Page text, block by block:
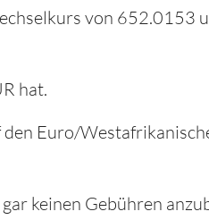
von 652.0153
hat.
Euro/
keinen Gebühren